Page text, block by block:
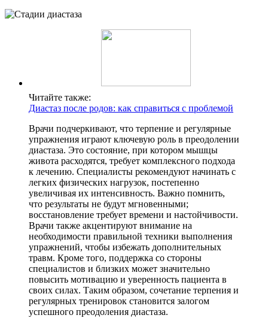
Читайте также:
Диастаз после родов: как справиться с проблемой
Врачи подчеркивают, что терпение и регулярные
упражнения играют ключевую роль в преодолении
диастаза. Это состояние, при котором мышцы
живота расходятся, требует комплексного подхода
к лечению. Специалисты рекомендуют начинать с
легких физических нагрузок, постепенно
увеличивая их интенсивность. Важно помнить,
что результаты не будут мгновенными;
восстановление требует времени и настойчивости.
Врачи также акцентируют внимание на
необходимости правильной техники выполнения
упражнений, чтобы избежать дополнительных
травм. Кроме того, поддержка со стороны
специалистов и близких может значительно
повысить мотивацию и уверенность пациента в
своих силах. Таким образом, сочетание терпения и
регулярных тренировок становится залогом
успешного преодоления диастаза.